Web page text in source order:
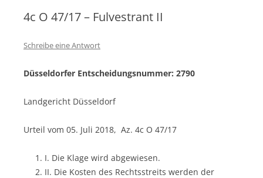
4c O 47/17 – Fulvestrant II
Schreibe eine Antwort
Düsseldorfer Entscheidungsnummer: 2790
Landgericht Düsseldorf
Urteil vom 05. Juli 2018, Az. 4c O 47/17
I. Die Klage wird abgewiesen.
II. Die Kosten des Rechtsstreits werden der